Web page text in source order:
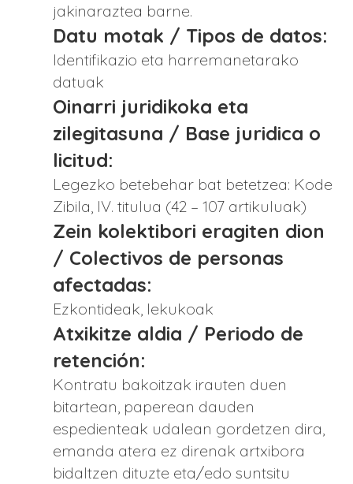
jakinaraztea barne.
Datu motak / Tipos de datos:
Identifikazio eta harremanetarako
datuak
Oinarri juridikoka eta
zilegitasuna / Base juridica o
licitud:
Legezko betebehar bat betetzea: Kode
Zibila, IV. titulua (42 – 107 artikuluak)
Zein kolektibori eragiten dion
/ Colectivos de personas
afectadas:
Ezkontideak, lekukoak
Atxikitze aldia / Periodo de
retención:
Kontratu bakoitzak irauten duen
bitartean, paperean dauden
espedienteak udalean gordetzen dira,
emanda atera ez direnak artxibora
bidaltzen dituzte eta/edo suntsitu